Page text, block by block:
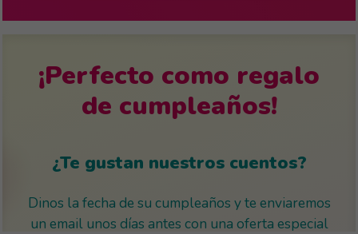
¡Perfecto como regalo
de cumpleaños!
¿Te gustan nuestros cuentos?
Dinos la fecha de su cumpleaños y te enviaremos
un email unos días antes con una oferta especial